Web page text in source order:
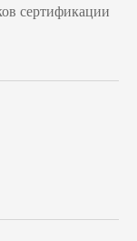
сертификации